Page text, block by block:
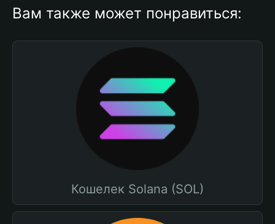
Вам также может понравиться:
Кошелек Solana (SOL)